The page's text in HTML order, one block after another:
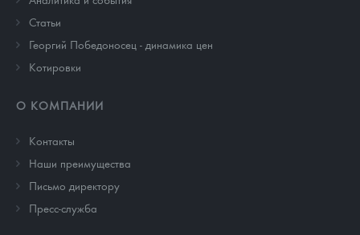
Cтатьи
Георгий Победоносец - динамика цен
Котировки
О КОМПАНИИ
Контакты
Наши преимущества
Письмо директору
Пресс-служба